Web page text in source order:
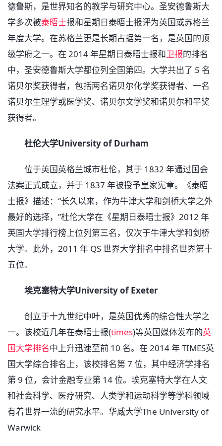
德鲁斯，是世界知名的教学与研究中心。圣安德鲁斯大
学多次被泰晤士报和星期日泰晤士报评为英国或苏格兰
年度大学。在苏格兰更是长期占据第一名，是英国的顶
级学府之一。在 2014 年星期日泰晤士报和卫报的排名
中，圣安德鲁斯大学都位列全国第四。大学共出了 5 名
诺贝尔奖获得者，包括两名诺贝尔化学奖获得者、一名
诺贝尔生理学或医学奖、诺贝尔文学奖和诺贝尔和平奖
获得者。
杜伦大学University of Durham
位于英国英格兰城市杜伦，其于 1832 年通过国会
法案正式成立，并于 1837 年被授予皇家宪章。《泰晤
士报》描述：“长久以来，作为牛津大学和剑桥大学之外
最好的选择，”杜伦大学在《星期日泰晤士报》2012 年
英国大学排行榜上位列第三名，仅次于牛津大学和剑桥
大学。此外，2011 年 QS 世界大学排名中排名世界第十
五位。
埃克塞特大学University of Exeter
创立于十九世纪中叶，是英国优秀的综合性大学之
一。该校近几年在泰晤士报(times)等英国媒体发布的英
国大学排名中上升迅速至前 10 名。在 2014 年 TIMES英
国大学综合排名上，该校排名第 7 位，其中经济学排名
第 9 位，会计金融专业第 14 位。埃克塞特大学在人文
和社会科学、医疗研究、人类学和运动科学等学科领域
有着世界一流的研究水平。华威大学The University of
Warwick